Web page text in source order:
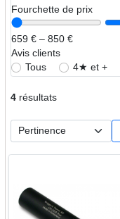
Fourchette de prix
659 € – 850 €
Avis clients
Tous
4★ et +
4résultats